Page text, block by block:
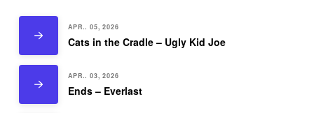
APR.. 05, 2026
Cats in the Cradle – Ugly Kid Joe
APR.. 03, 2026
Ends – Everlast